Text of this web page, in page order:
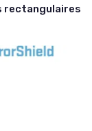
rectangulaires